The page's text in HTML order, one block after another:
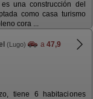
una construcción del
como casa turismo
cora ...
(Lugo) a 47,9
tiene 6 habitaciones